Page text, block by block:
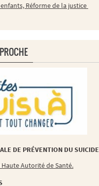
Réforme de la justice
DE PRÉVENTION DU SUICIDE
Autorité de Santé.